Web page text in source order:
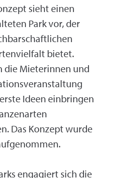
sieht einen
Park vor, der
bietet.
die Mieterinnen und
Ideen einbringen
Das Konzept wurde
engagiert sich die